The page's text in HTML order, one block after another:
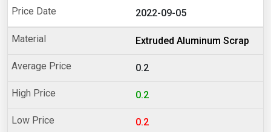
2022-09-05
Extruded Aluminum Scrap
0.2
0.2
0.2